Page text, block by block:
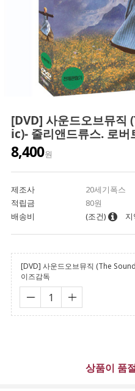
[DVD] 사운드오브뮤
ic)- 줄리앤드류스. 로버
8,400원
제조사
20세기폭스
적립금
80원
배송비
(조건) 지
[DVD] 사운드오브뮤직 (The
이즈감독
상품이 품